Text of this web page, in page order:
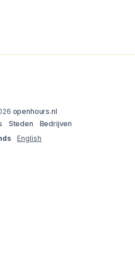
openhours.nl
Steden
Bedrijven
English